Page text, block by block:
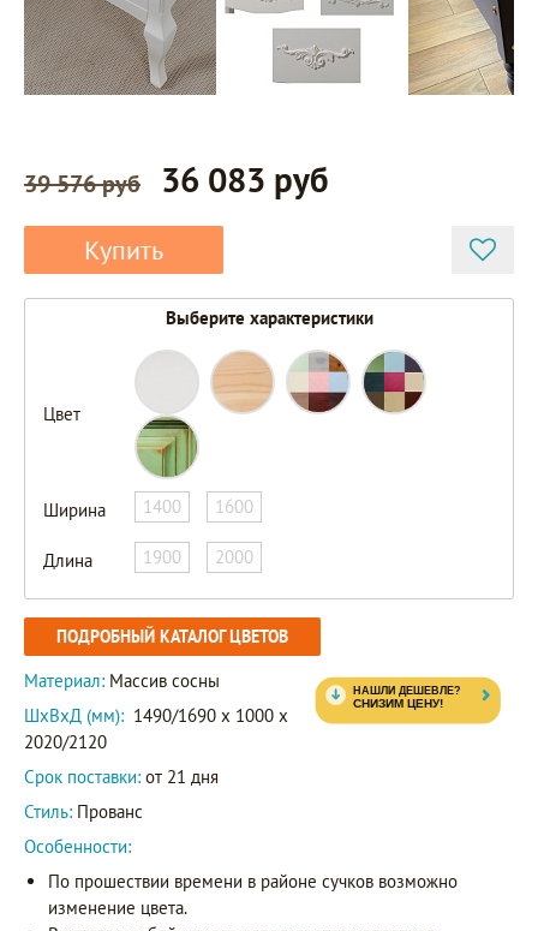
39 576 руб 36 083 руб
Купить
Выберите характеристики
Цвет
Ширина 1400 1600
Длина 1900 2000
ПОДРОБНЫЙ КАТАЛОГ ЦВЕТОВ
Материал: Массив сосны
ШxВxД (мм): 1490/1690 x 1000 x
2020/2120
Срок поставки: от 21 дня
Стиль: Прованс
Особенности:
По прошествии времени в районе сучков возможно
изменение цвета.